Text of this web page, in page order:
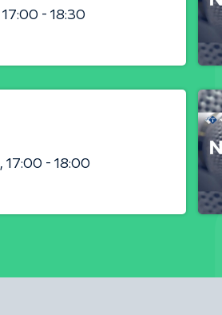
17:00 - 18:30
17:00 - 18:00